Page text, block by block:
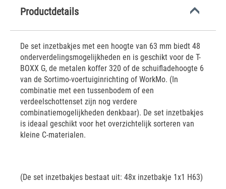
Productdetails
De set inzetbakjes met een hoogte van 63 mm biedt 48
onderverdelingsmogelijkheden en is geschikt voor de T-
BOXX G, de metalen koffer 320 of de schuifladehoogte 6
van de Sortimo-voertuiginrichting of WorkMo. (In
combinatie met een tussenbodem of een
verdeelschottenset zijn nog verdere
combinatiemogelijkheden denkbaar). De set inzetbakjes
is ideaal geschikt voor het overzichtelijk sorteren van
kleine C-materialen.
(De set inzetbakjes bestaat uit: 48x inzetbakje 1x1 H63)